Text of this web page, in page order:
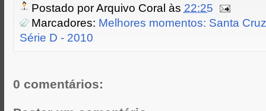
n
t
t
e
r
e
b
o
o
s
e
n
t
s
A
Postado porArquivo Coral às 22:25
Marcadores: Melhores momentos: Santa
Série D - 2010
0 comentários: